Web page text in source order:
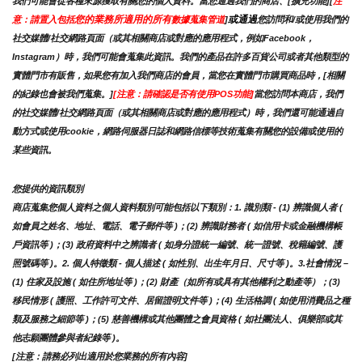
意：請置入包括您的業務所適用的所有數據蒐集管道]或通過您訪問和/或使用我們的
社交媒體/社交網路頁面（或其相關商店或對應的應用程式，例如Facebook，
Instagram）時，我們可能會蒐集此資訊。我們的產品在許多百貨公司或者其他類型的
實體門市有販售，如果您有加入我們商店的會員，當您在實體門市購買商品時，[相關
的紀錄也會被我們蒐集。][注意：請確認是否有使用POS功能]當您訪問本商店，我們
的社交媒體/社交網路頁面（或其相關商店或對應的應用程式）時，我們還可能通過自
動方式或使用cookie，網路伺服器日誌和網路信標等技術蒐集有關您的設備或使用的
某些資訊。
您提供的資訊類別
商店蒐集您個人資料之個人資料類別可能包括以下類別：1. 識別類 - (1) 辨識個人者 (
如會員之姓名、地址、電話、電子郵件等 )；(2) 辨識財務者 ( 如信用卡或金融機構帳
戶資訊等 )；(3) 政府資料中之辨識者 ( 如身分證統一編號、統一證號、稅籍編號、護
照號碼等 )。2. 個人特徵類 - 個人描述 ( 如性別、出生年月日、尺寸等 )。3.社會情況 –
(1) 住家及設施 ( 如住所地址等 )；(2) 財產（如所有或具有其他權利之動產等）；(3)
移民情形 ( 護照、工作許可文件、居留證明文件等 )；(4) 生活格調 ( 如使用消費品之種
類及服務之細節等 )；(5) 慈善機構或其他團體之會員資格 ( 如社團法人、俱樂部或其
他志願團體參與者紀錄等 )。
[注意：請務必列出適用於您業務的所有內容]